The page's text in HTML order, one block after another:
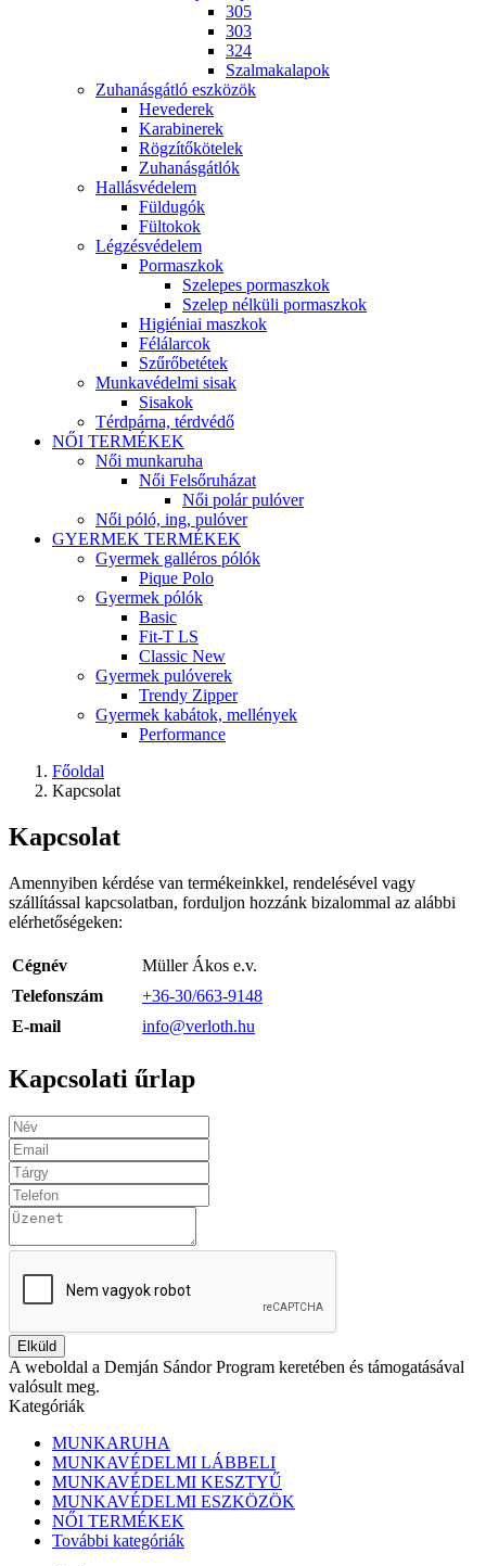
305
303
324
Szalmakalapok
Zuhanásgátló eszközök
Hevederek
Karabinerek
Rögzítőkötelek
Zuhanásgátlók
Hallásvédelem
Füldugók
Fültokok
Légzésvédelem
Pormaszkok
Szelepes pormaszkok
Szelep nélküli pormaszkok
Higiéniai maszkok
Félálarcok
Szűrőbetétek
Munkavédelmi sisak
Sisakok
Térdpárna, térdvédő
NŐI TERMÉKEK
Női munkaruha
Női Felsőruházat
Női polár pulóver
Női póló, ing, pulóver
GYERMEK TERMÉKEK
Gyermek galléros pólók
Pique Polo
Gyermek pólók
Basic
Fit-T LS
Classic New
Gyermek pulóverek
Trendy Zipper
Gyermek kabátok, mellények
Performance
Főoldal
Kapcsolat
Kapcsolat
Amennyiben kérdése van termékeinkkel, rendelésével vagy
szállítással kapcsolatban, forduljon hozzánk bizalommal az alábbi
elérhetőségeken:
Cégnév
Müller Ákos e.v.
Telefonszám
+36-30/663-9148
E-mail
info@verloth.hu
Kapcsolati űrlap
Elküld
A weboldal a Demján Sándor Program keretében és támogatásával
valósult meg.
Kategóriák
MUNKARUHA
MUNKAVÉDELMI LÁBBELI
MUNKAVÉDELMI KESZTYŰ
MUNKAVÉDELMI ESZKÖZÖK
NŐI TERMÉKEK
További kategóriák